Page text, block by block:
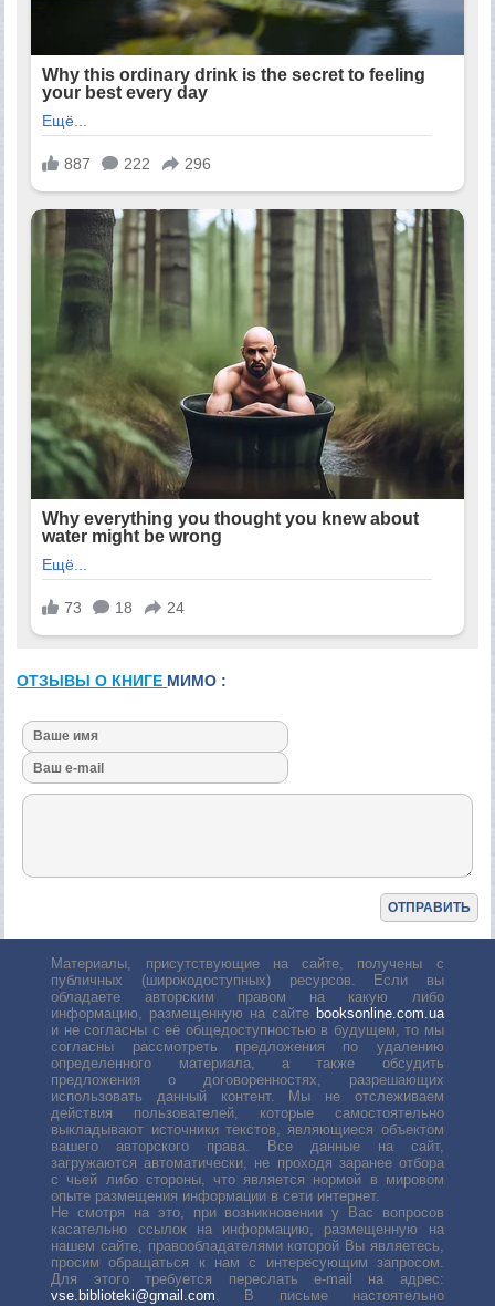
ОТЗЫВЫ О КНИГЕ МИМО :
Материалы, присутствующие на сайте, получены с
публичных (широкодоступных) ресурсов. Если вы
обладаете авторским правом на какую либо
информацию, размещенную на сайте booksonline.com.ua
и не согласны с её общедоступностью в будущем, то мы
согласны рассмотреть предложения по удалению
определенного материала, а также обсудить
предложения о договоренностях, разрешающих
использовать данный контент. Мы не отслеживаем
действия пользователей, которые самостоятельно
выкладывают источники текстов, являющиеся объектом
вашего авторского права. Все данные на сайт,
загружаются автоматически, не проходя заранее отбора
с чьей либо стороны, что является нормой в мировом
опыте размещения информации в сети интернет.
Не смотря на это, при возникновении у Вас вопросов
касательно ссылок на информацию, размещенную на
нашем сайте, правообладателями которой Вы являетесь,
просим обращаться к нам с интересующим запросом.
Для этого требуется переслать е-mail на адрес:
vse.biblioteki@gmail.com. В письме настоятельно